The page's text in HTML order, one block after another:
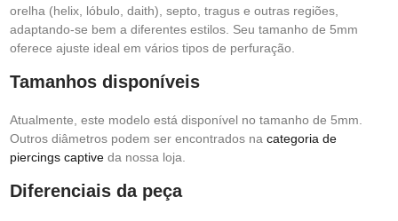
orelha (helix, lóbulo, daith), septo, tragus e outras regiões,
adaptando-se bem a diferentes estilos. Seu tamanho de 5mm
oferece ajuste ideal em vários tipos de perfuração.
Tamanhos disponíveis
Atualmente, este modelo está disponível no tamanho de 5mm.
Outros diâmetros podem ser encontrados na categoria de
piercings captive da nossa loja.
Diferenciais da peça